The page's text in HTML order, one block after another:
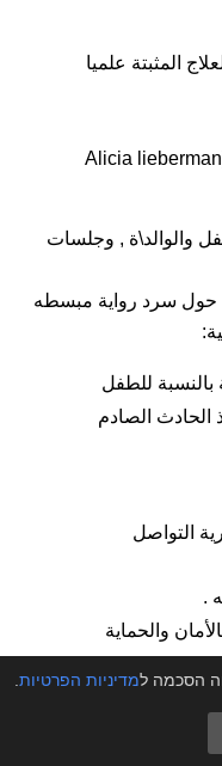
المثبتة علميا
النظرية التي تأسست على يد (Alicia lieberman
والوالد\ة , وجلسات
حول سرد رواية مبسطه
بالنسبة للطفل
الصادم
التواصل
.
والحماية
وجود صدمة
ويساعد ببناء
הסכמה למדיניות הפרטיות